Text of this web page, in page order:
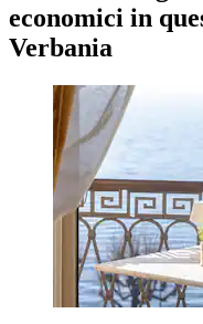
economici in
Verbania